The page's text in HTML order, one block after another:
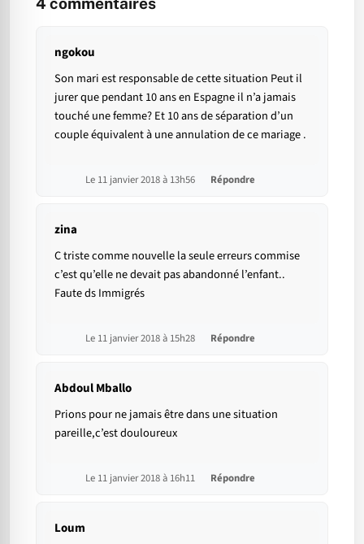
ngokou
Son mari est responsable de cette situation Peut il
jurer que pendant 10 ans en Espagne il n’a jamais
touché une femme? Et 10 ans de séparation d’un
couple équivalent à une annulation de ce mariage .
Le 11 janvier 2018 à 13h56 Répondre
zina
C triste comme nouvelle la seule erreurs commise
c’est qu’elle ne devait pas abandonné l’enfant..
Faute ds Immigrés
Le 11 janvier 2018 à 15h28 Répondre
Abdoul Mballo
Prions pour ne jamais être dans une situation
pareille,c’est douloureux
Le 11 janvier 2018 à 16h11 Répondre
Loum